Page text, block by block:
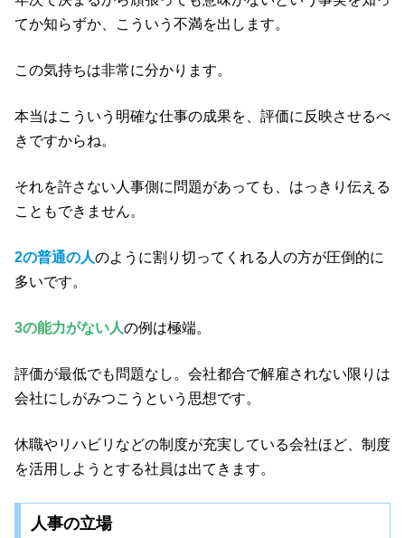
てか知らずか、こういう不満を出します。
この気持ちは非常に分かります。
本当はこういう明確な仕事の成果を、評価に反映させるべ
きですからね。
それを許さない人事側に問題があっても、はっきり伝える
こともできません。
2の普通の人のように割り切ってくれる人の方が圧倒的に
多いです。
3の能力がない人の例は極端。
評価が最低でも問題なし。会社都合で解雇されない限りは
会社にしがみつこうという思想です。
休職やリハビリなどの制度が充実している会社ほど、制度
を活用しようとする社員は出てきます。
人事の立場